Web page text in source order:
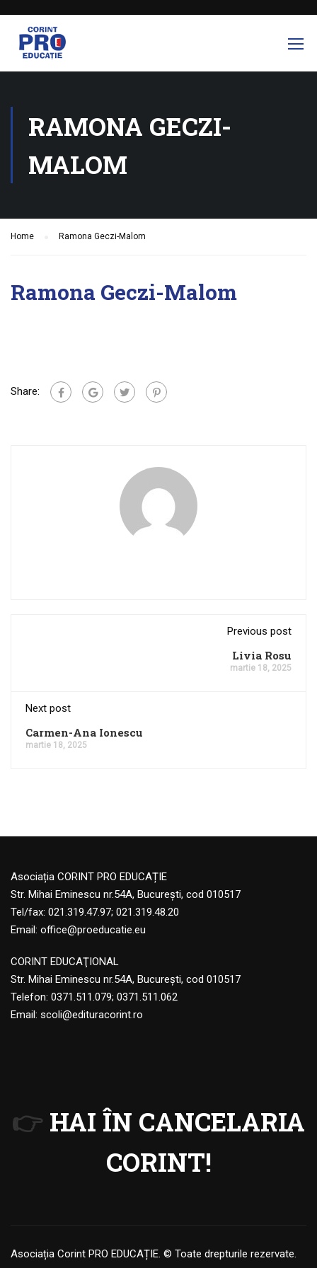
RAMONA GECZI-
MALOM
Home Ramona Geczi-Malom
Ramona Geczi-Malom
Share:
Previous post
Livia Rosu
martie 18, 2025
Next post
Carmen-Ana Ionescu
martie 18, 2025
Asociația CORINT PRO EDUCAȚIE
Str. Mihai Eminescu nr.54A, București, cod 010517
Tel/fax: 021.319.47.97; 021.319.48.20
Email: office@proeducatie.eu
CORINT EDUCAŢIONAL
Str. Mihai Eminescu nr.54A, Bucureşti, cod 010517
Telefon: 0371.511.079; 0371.511.062
Email: scoli@edituracorint.ro
👉 HAI ÎN CANCELARIA
CORINT!
Asociația Corint PRO EDUCAȚIE. © Toate drepturile rezervate.